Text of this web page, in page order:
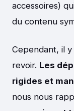
accessoires)
du contenu
Cependant, il
revoir. Les
rigides et
nous nous